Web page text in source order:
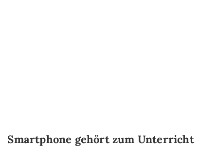
Smartphone gehört zum Unterricht